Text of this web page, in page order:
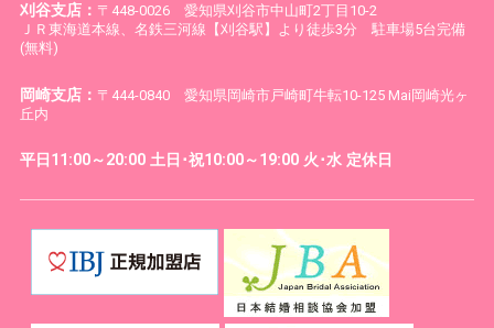
刈谷支店： 〒448-0026 愛知県刈谷市中山町2丁目10-2
ＪＲ東海道本線、名鉄三河線【刈谷駅】より徒歩3分 駐車場5台完備
(無料)
岡崎支店： 〒444-0840 愛知県岡崎市戸崎町牛転10-125 Mai岡崎光ヶ
丘内
平日11:00～20:00 土日･祝10:00～19:00 火･水 定休日